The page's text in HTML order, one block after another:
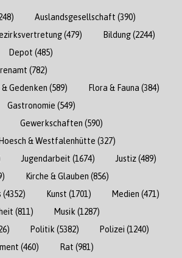
Auslandsgesellschaft (390)
(479) Bildung(2244)
Depot (485)
(782)
Gedenken (589) Flora & Fauna (384)
Gastronomie (549)
Gewerkschaften (590)
& Westfalenhütte (327)
Jugendarbeit (1674) Justiz(489)
Kirche & Glauben (856)
(4352) Kunst (1701) Medien (471)
(811) Musik (1287)
Politik (5382) Polizei (1240)
(460) Rat (981)